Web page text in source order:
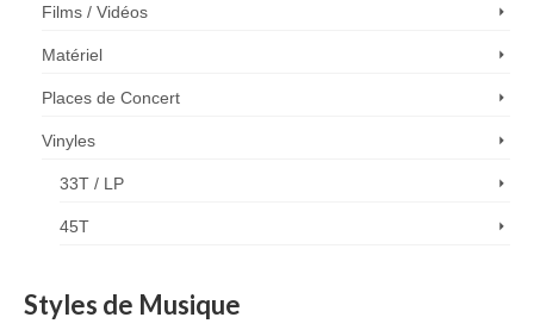
Films / Vidéos
Matériel
Places de Concert
Vinyles
33T / LP
45T
Styles de Musique